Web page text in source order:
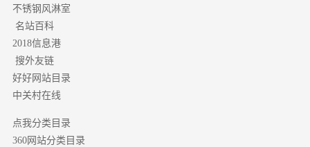
不锈钢风淋室
名站百科
2018信息港
搜外友链
好好网站目录
中关村在线
点我分类目录
360网站分类目录